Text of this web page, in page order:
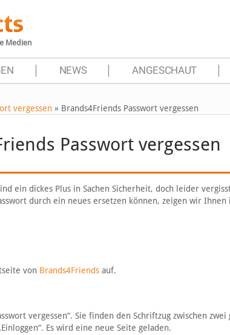
Medien
NEWS ANGESCHAUT
vergessen » Brands4Friends Passwort vergessen
Passwort vergessen
ein dickes Plus in Sachen Sicherheit, doch leider
durch ein neues ersetzen können, zeigen wir
von Brands4Friendsauf.
vergessen“. Sie finden den Schriftzug zwischen
Es wird eine neue Seite geladen.